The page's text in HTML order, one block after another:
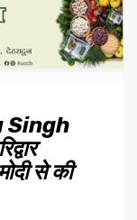
Singh
से की